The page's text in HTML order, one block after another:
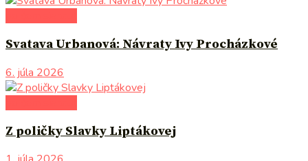
Svatava Urbanová: Návraty Ivy Procházkové
6. júla 2026
Z poličky Slavky Liptákovej